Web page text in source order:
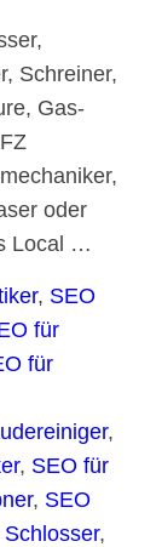
Schreiner,
Gas-
oder
Local …
, SEO
für
für
,
, SEO für
, SEO
,